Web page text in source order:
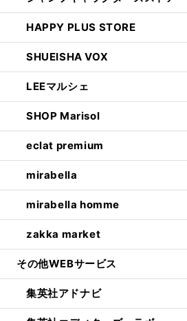
HAPPY PLUS STORE
SHUEISHA VOX
LEEマルシェ
SHOP Marisol
eclat premium
mirabella
mirabella homme
zakka market
その他WEBサービス
集英社アドナビ